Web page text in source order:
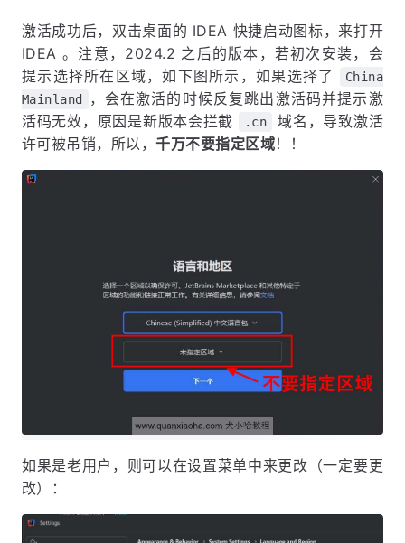
激活成功后，双击桌面的 IDEA 快捷启动图标，来打开
IDEA 。注意，2024.2 之后的版本，若初次安装，会
提示选择所在区域，如下图所示，如果选择了
China
Mainland
，会在激活的时候反复跳出激活码并提示激
活码无效，原因是新版本会拦截
.cn
域名，导致激活
许可被吊销，所以，千万不要指定区域！！
如果是老用户，则可以在设置菜单中来更改（一定要更
改）：